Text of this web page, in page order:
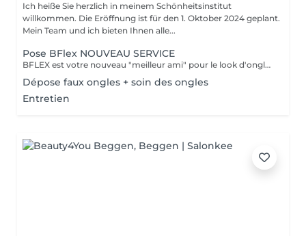
Ich heiße Sie herzlich in meinem Schönheitsinstitut
willkommen. Die Eröffnung ist für den 1. Oktober 2024 geplant.
Mein Team und ich bieten Ihnen alle...
Pose BFlex NOUVEAU SERVICE
BFLEX est votre nouveau "meilleur ami" pour le look d'ongles courts et naturels que tous les clients recherchent ! Il s'agit d'une Babymanucure avec la pose d'un gel intelligent 4-en-1 avec lequel vous avez : Base-Construction-Teinte-Finition ! I C'est une prestation inédite et tendance !
Dépose faux ongles + soin des ongles
Entretien